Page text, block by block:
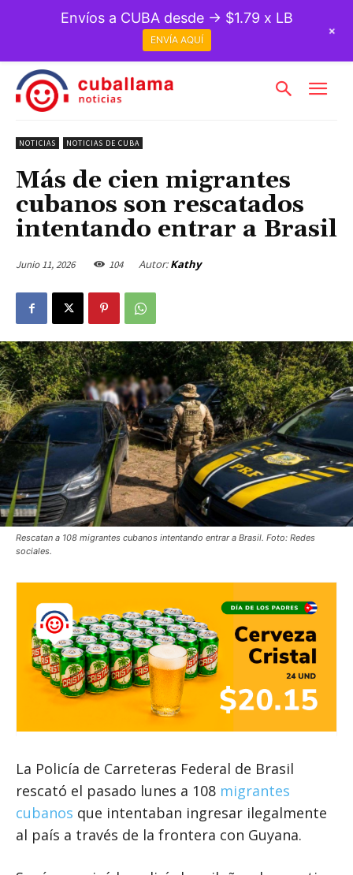
NOTICIAS NOTICIAS DE CUBA
Más de cien migrantes
cubanos son rescatados
intentando entrar a Brasil
Junio 11, 2026 104 Autor: Kathy
Rescatan a 108 migrantes cubanos intentando entrar a Brasil. Foto: Redes
sociales.
La Policía de Carreteras Federal de Brasil
rescató el pasado lunes a 108 migrantes
cubanos que intentaban ingresar ilegalmente
al país a través de la frontera con Guyana.
Envíos a CUBA desde → $1.79 x LB
ENVÍA AQUÍ
+